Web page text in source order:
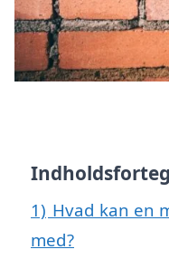
1) Hvad kan en
med?